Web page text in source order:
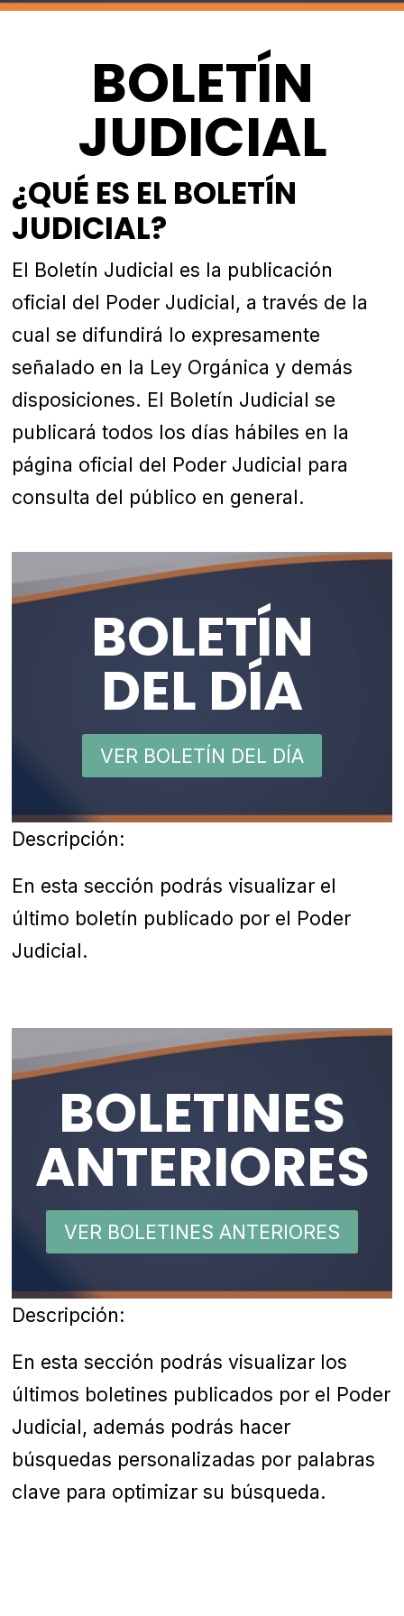
BOLETÍN
JUDICIAL
¿QUÉ ES EL BOLETÍN
JUDICIAL?
El Boletín Judicial es la publicación
oficial del Poder Judicial, a través de la
cual se difundirá lo expresamente
señalado en la Ley Orgánica y demás
disposiciones. El Boletín Judicial se
publicará todos los días hábiles en la
página oficial del Poder Judicial para
consulta del público en general.
BOLETÍN
DEL DÍA
VER BOLETÍN DEL DÍA
Descripción:
En esta sección podrás visualizar el
último boletín publicado por el Poder
Judicial.
BOLETINES
ANTERIORES
VER BOLETINES ANTERIORES
Descripción:
En esta sección podrás visualizar los
últimos boletines publicados por el Poder
Judicial, además podrás hacer
búsquedas personalizadas por palabras
clave para optimizar su búsqueda.